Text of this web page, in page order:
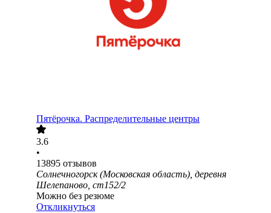
Пятёрочка. Распределительные центры
3.6
•
13895 отзывов
Солнечногорск (Московская область), деревня
Шелепаново, ст152/2
Можно без резюме
Откликнуться